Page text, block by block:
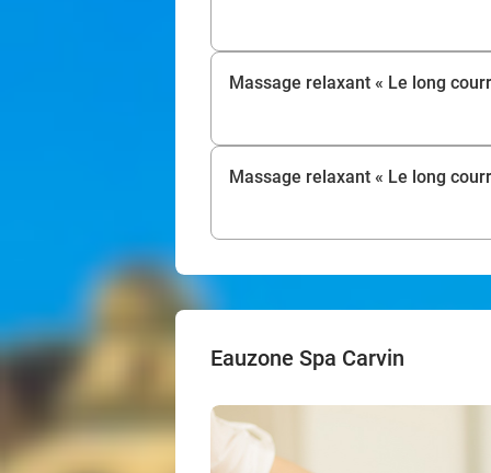
Massage relaxant « Le long
Massage relaxant « Le long
Eauzone Spa Carvin